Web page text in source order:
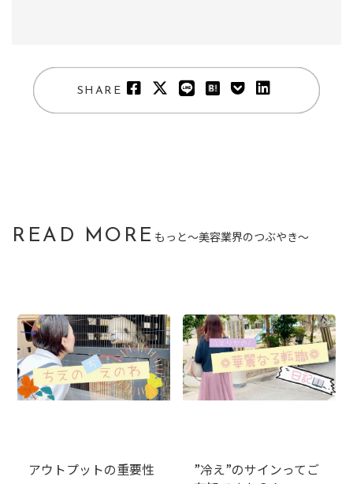
SHARE
READ MORE もっと〜美容業界のつぶやき〜
アウトプットの重要性
”冷え”のサインってご